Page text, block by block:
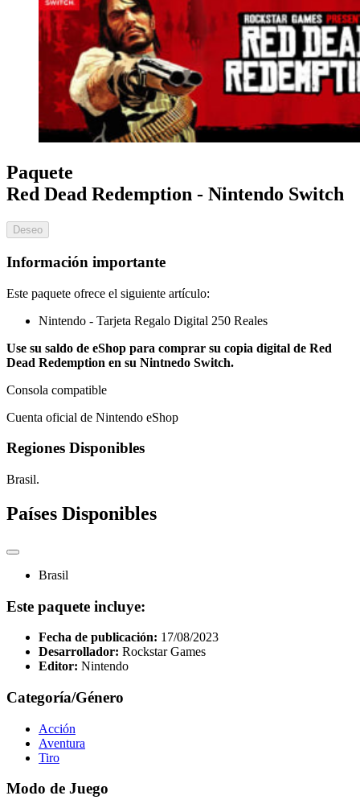
Paquete
Red Dead Redemption - Nintendo Switch
Deseo
Información importante
Este paquete ofrece el siguiente artículo:
Nintendo - Tarjeta Regalo Digital 250 Reales
Use su saldo de eShop para comprar su copia digital de Red
Dead Redemption en su Nintnedo Switch.
Consola compatible
Cuenta oficial de Nintendo eShop
Regiones Disponibles
Brasil.
Países Disponibles
Brasil
Este paquete incluye:
Fecha de publicación: 17/08/2023
Desarrollador: Rockstar Games
Editor: Nintendo
Categoría/Género
Acción
Aventura
Tiro
Modo de Juego